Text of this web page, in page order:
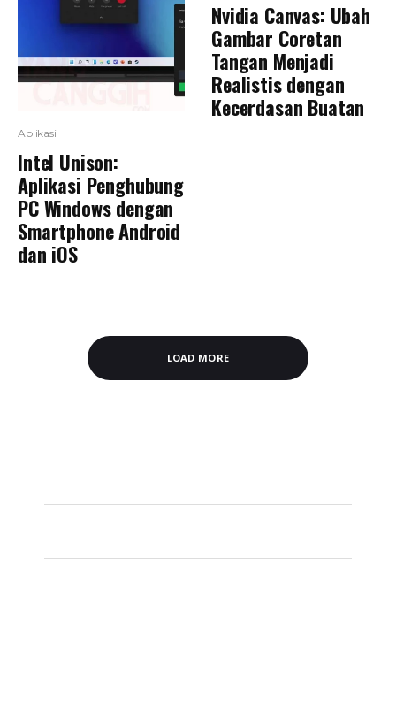
Aplikasi
Intel Unison:
Aplikasi Penghubung
PC Windows dengan
Smartphone Android
dan iOS
Nvidia Canvas: Ubah
Gambar Coretan
Tangan Menjadi
Realistis dengan
Kecerdasan Buatan
LOAD MORE